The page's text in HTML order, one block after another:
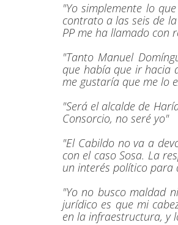
"Yo simplemente lo
contrato a las seis de
PP me ha llamado con
"Tanto Manuel
que había que ir hacia
me gustaría que me lo
"Será el alcalde de
Consorcio, no seré yo"
"El Cabildo no va a
con el caso Sosa. La
un interés político
"Yo no busco maldad
jurídico es que mi
en la infraestructura, y